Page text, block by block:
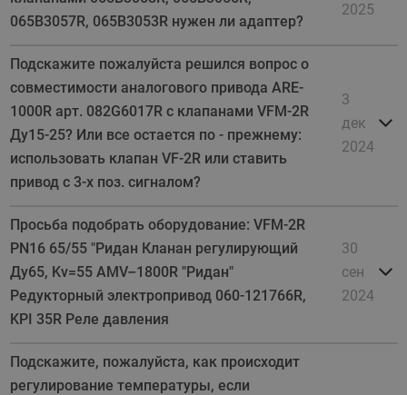
065B3057R, 065B3053R нужен ли адаптер?
2025
Подскажите пожалуйста решился вопрос о
совместимости аналогового привода ARE-
1000R арт. 082G6017R с клапанами VFM-2R
Ду15-25? Или все остается по - прежнему:
использовать клапан VF-2R или ставить
привод с 3-х поз. сигналом?
3
дек
2024
Просьба подобрать оборудование: VFM-2R
PN16 65/55 "Ридан Кланан регулирующий
Ду65, Kv=55 AMV–1800R "Ридан"
Редукторный электропривод 060-121766R,
KPI 35R Реле давления
30
сен
2024
Подскажите, пожалуйста, как происходит
регулирование температуры, если